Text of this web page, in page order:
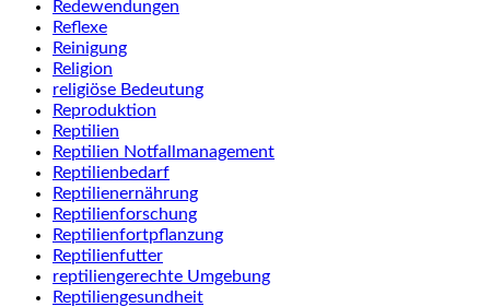
Redewendungen
Reflexe
Reinigung
Religion
religiöse Bedeutung
Reproduktion
Reptilien
Reptilien Notfallmanagement
Reptilienbedarf
Reptilienernährung
Reptilienforschung
Reptilienfortpflanzung
Reptilienfutter
reptiliengerechte Umgebung
Reptiliengesundheit